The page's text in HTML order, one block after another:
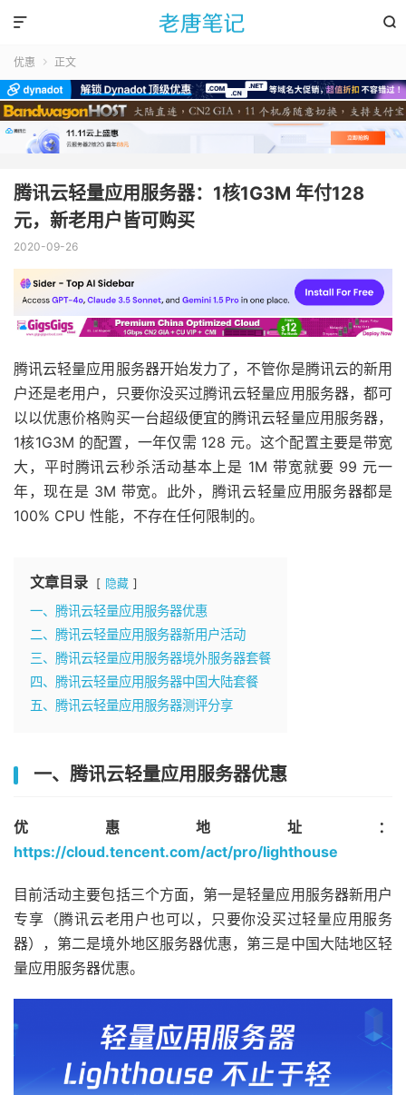


优惠  正文
腾讯云轻量应用服务器：1核1G3M 年付128
元，新老用户皆可购买
2020-09-26
腾讯云轻量应用服务器开始发力了，不管你是腾讯云的新用
户还是老用户，只要你没买过腾讯云轻量应用服务器，都可
以以优惠价格购买一台超级便宜的腾讯云轻量应用服务器，
1核1G3M 的配置，一年仅需 128 元。这个配置主要是带宽
大，平时腾讯云秒杀活动基本上是 1M 带宽就要 99 元一
年，现在是 3M 带宽。此外，腾讯云轻量应用服务器都是
100% CPU 性能，不存在任何限制的。
文章目录 隐藏
一、腾讯云轻量应用服务器优惠
二、腾讯云轻量应用服务器新用户活动
三、腾讯云轻量应用服务器境外服务器套餐
四、腾讯云轻量应用服务器中国大陆套餐
五、腾讯云轻量应用服务器测评分享
一、腾讯云轻量应用服务器优惠
优惠地址：
https://cloud.tencent.com/act/pro/lighthouse
目前活动主要包括三个方面，第一是轻量应用服务器新用户
专享（腾讯云老用户也可以，只要你没买过轻量应用服务
器），第二是境外地区服务器优惠，第三是中国大陆地区轻
量应用服务器优惠。